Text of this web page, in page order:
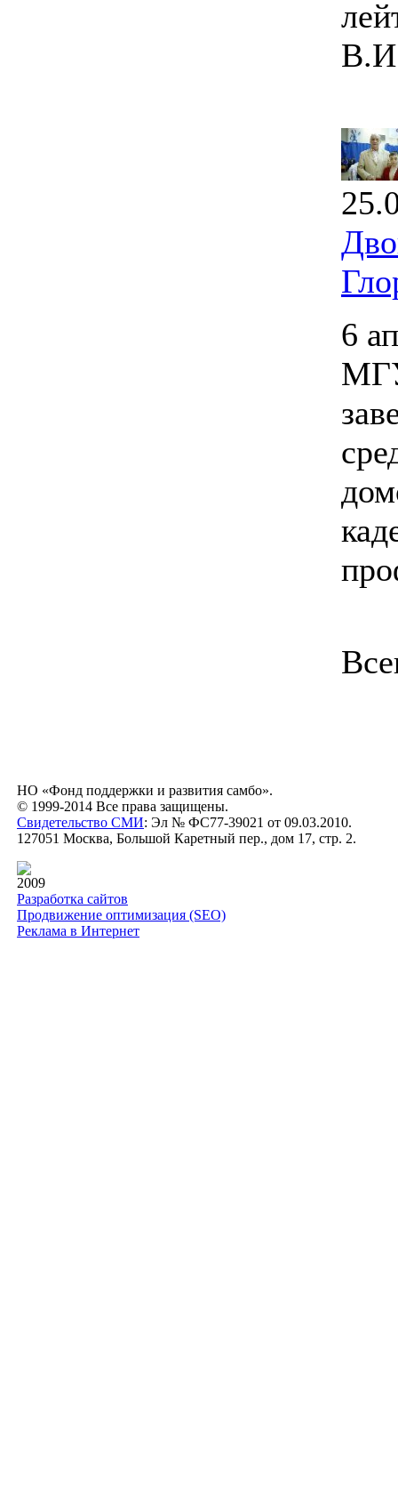
6
НО «Фонд поддержки и развития самбо».
© 1999-2014 Все права защищены.
Свидетельство СМИ: Эл № ФС77-39021 от 09.03.2010.
127051 Москва, Большой Каретный пер., дом 17, стр. 2.
2009
Разработка сайтов
Продвижение оптимизация (SEO)
Реклама в Интернет